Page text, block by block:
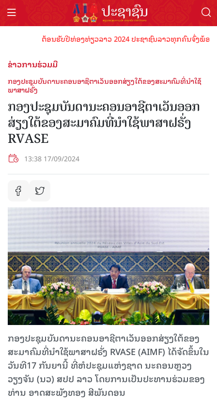
ຕ້ອນຮັບປີທ່ອງທ່ຽວລາວ 2024 ປະຊາຊົນລາວທຸກຄົນຈົ່ງພ້ອມ
ຂ່າວການຮ່ວມມື
ກອງປະຊຸມບັນດານະຄອນອາຊີຕາເວັນອອກສ່ຽງໃຕ້ຂອງສະມາຄົມທີ່ນໍາໃຊ້
ພາສາຝຣັ່ງ
ກອງປະຊຸມບັນດານະຄອນອາຊີຕາເວັນອອກ
ສ່ຽງໃຕ້ຂອງສະມາຄົມທີ່ນໍາໃຊ້ພາສາຝຣັ່ງ
RVASE
13:38 17/09/2024
ກອງປະຊຸມບັນດານະຄອນອາຊີຕາເວັນອອກສ່ຽງໃຕ້ຂອງ
ສະມາຄົມທີ່ນໍາໃຊ້ພາສາຝຣັ່ງ RVASE (AIMF) ໄດ້ຈັດຂຶ້ນໃນ
ວັນທີ17 ກັນຍານີ້ ທີ່ຫໍປະຊຸມແຫ່ງຊາດ ນະຄອນຫຼວງ
ວຽງຈັນ (ນວ) ສປປ ລາວ ໂດຍການເປັນປະທານຮ່ວມຂອງ
ທ່ານ ອາດສະພັງທອງ ສີພັນດອນ